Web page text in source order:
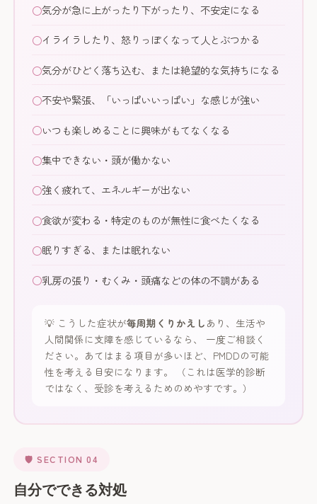
気分が急に上がったり下がったり、不安定になる
イライラしたり、怒りっぽくなって人とぶつかる
気分がひどく落ち込む、または絶望的な気持ちになる
不安や緊張、「いっぱいいっぱい」な感じが強い
いつも楽しめることに興味がもてなくなる
集中できない・頭が働かない
強く疲れて、エネルギーが出ない
食欲が変わる・特定のものが無性に食べたくなる
眠りすぎる、または眠れない
乳房の張り・むくみ・頭痛などの体の不調がある
💡 こうした症状が毎周期くりかえし あり、生活や
人間関係に支障を感じているなら、 一度ご相談く
ださい。あてはまる項目が多いほど、PMDDの可能
性を考える目安になります。 （これは医学的診断
ではなく、受診を考えるためのめやすです。）
🛡️ SECTION 04
自分でできる対処